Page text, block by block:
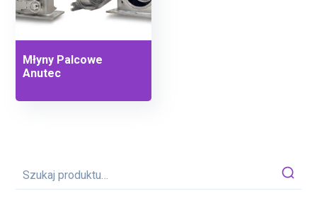
Młyny Palcowe
Anutec